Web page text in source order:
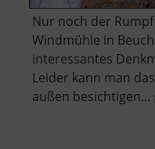
Nur noch der
Windmühle in
interessantes
Leider kann man
außen besichtigen...